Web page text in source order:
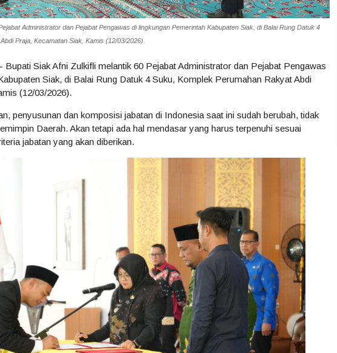
Administrator dan Pejabat Pengawas di lingkungan Pemerintah Kabupaten Siak, di Balai Rung Datuk 4
Praja, Kecamatan Siak, Kamis (12/03/2026).
- Bupati Siak Afni Zulkifli melantik 60 Pejabat Administrator dan Pejabat Pengawas
Siak, di Balai Rung Datuk 4 Suku, Komplek Perumahan Rakyat Abdi
(12/03/2026).
penyusunan dan komposisi jabatan di Indonesia saat ini sudah berubah, tidak
Daerah. Akan tetapi ada hal mendasar yang harus terpenuhi sesuai
jabatan yang akan diberikan.